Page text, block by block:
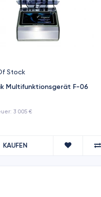
Stock
Multifunktionsgerät F-06
3 005 €
KAUFEN